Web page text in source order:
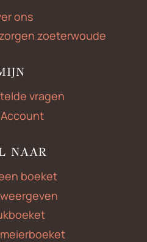
ons
zoeterwoude
vragen
NAAR
boeket